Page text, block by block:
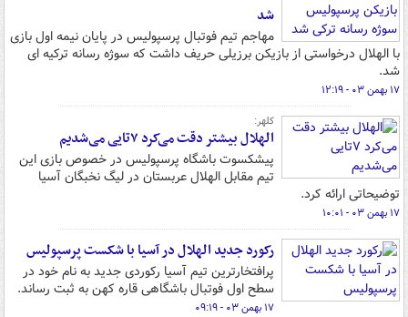
شد
مهاجم تیم فوتبال پرسپولیس در پایان نیمه اول بازی
با الهلال درخواستی از بازیکن برزیلی حریف داشت که سوژه رسانه ترکیه ای
شد.
۱۷ بهمن ۰۳ - ۱۲:۱۹
کلهر:
الهلال بیشتر دقت می‌کرد ۷تایی می‌شدیم
پیشکسوت باشگاه پرسپولیس در خصوص بازی این
تیم مقابل الهلال عربستان در لیگ نخبگان آسیا
توضیحاتی ارائه کرد.
۱۷ بهمن ۰۳ - ۱۰:۰۱
رکورد جدید الهلال در آسیا با شکست پرسپولیس
پرافتخارترین تیم آسیا رکوردی جدید به نام خود در
سطح اول فوتبال باشگاهی قاره کهن به ثبت رساند.
۱۷ بهمن ۰۳ - ۰۹:۱۹